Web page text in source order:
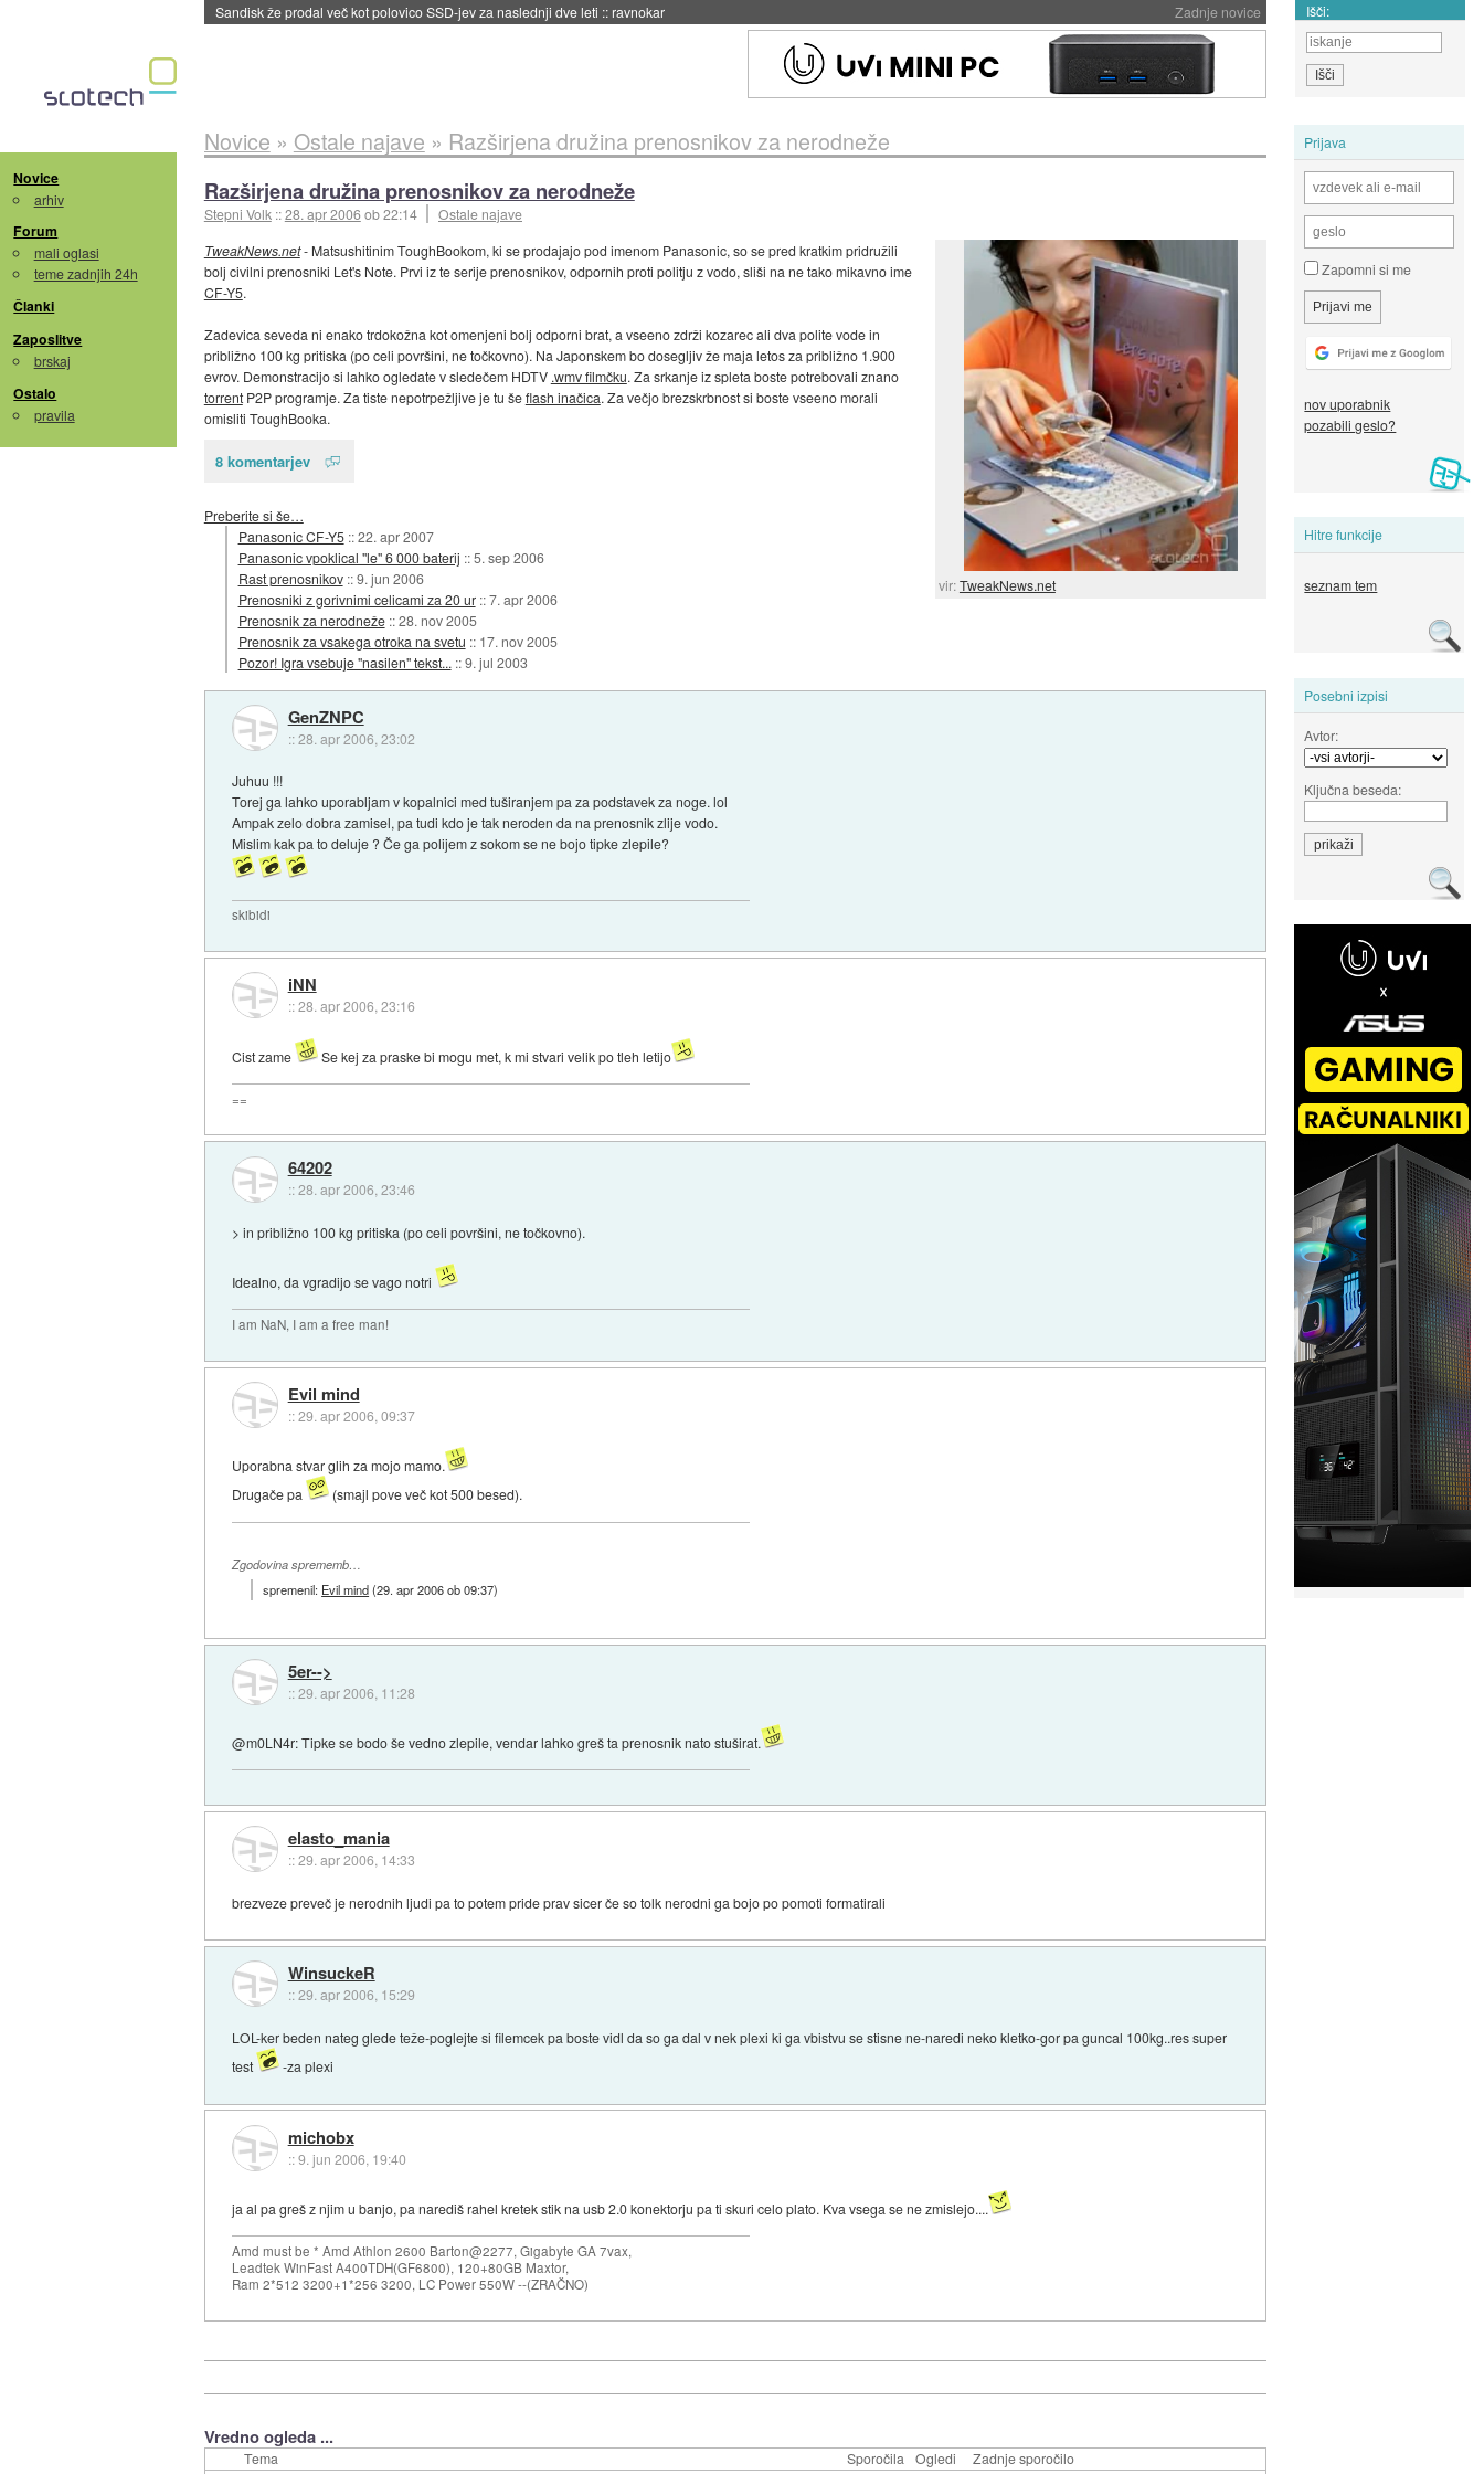
Zadnje novice
Sandisk že prodal več kot polovico SSD-jev za naslednji dve leti :: ravnokar Išči:
Novice
arhiv
Forum
mali oglasi
teme zadnjih 24h
Članki
Zaposlitve
brskaj
Ostalo
pravila
Prijava
Zapomni si me
nov uporabnik
pozabili geslo?
Hitre funkcije
seznam tem
Posebni izpisi
Avtor:
Ključna beseda:
Novice » Ostale najave » Razširjena družina prenosnikov za nerodneže
Razširjena družina prenosnikov za nerodneže
Stepni Volk ::28. apr 2006ob 22:14 Ostale najave
vir:TweakNews.net
TweakNews.net- Matsushitinim ToughBookom, ki se prodajajo pod imenom Panasonic, so se pred kratkim pridružili
bolj civilni prenosniki Let's Note. Prvi iz te serije prenosnikov, odpornih proti politju z vodo, sliši na ne tako mikavno ime
CF-Y5.
Zadevica seveda ni enako trdokožna kot omenjeni bolj odporni brat, a vseeno zdrži kozarec ali dva polite vode in
približno 100 kg pritiska (po celi površini, ne točkovno). Na Japonskem bo dosegljiv že maja letos za približno 1.900
evrov. Demonstracijo si lahko ogledate v sledečem HDTV .wmv filmčku. Za srkanje iz spleta boste potrebovali znano
torrentP2P programje. Za tiste nepotrpežljive je tu šeflash inačica. Za večjo brezskrbnost si boste vseeno morali
omisliti ToughBooka.
8 komentarjev
Preberite si še…
Panasonic CF-Y5 ::22. apr 2007
Panasonic vpoklical "le" 6 000 baterij ::5. sep 2006
Rast prenosnikov ::9. jun 2006
Prenosniki z gorivnimi celicami za 20 ur ::7. apr 2006
Prenosnik za nerodneže ::28. nov 2005
Prenosnik za vsakega otroka na svetu :: 17. nov 2005
Pozor! Igra vsebuje "nasilen" tekst... ::9. jul 2003
GenZNPC
::28. apr 2006, 23:02
Juhuu !!!
Torej ga lahko uporabljam v kopalnici med tuširanjem pa za podstavek za noge. lol
Ampak zelo dobra zamisel, pa tudi kdo je tak neroden da na prenosnik zlije vodo.
Mislim kak pa to deluje ? Če ga polijem z sokom se ne bojo tipke zlepile?
skibidi
iNN
::28. apr 2006, 23:16
Cist zame Se kej za praske bi mogu met, k mi stvari velik po tleh letijo
==
64202
::28. apr 2006, 23:46
> in približno 100 kg pritiska (po celi površini, ne točkovno).
Idealno, da vgradijo se vago notri
I am NaN, I am a free man!
Evil mind
::29. apr 2006, 09:37
Uporabna stvar glih za mojo mamo.
Drugače pa
(smajl pove več kot 500 besed).
Zgodovina sprememb…
spremenil: Evil mind(29. apr 2006 ob 09:37)
5er-->
::29. apr 2006, 11:28
@m0LN4r: Tipke se bodo še vedno zlepile, vendar lahko greš ta prenosnik nato stuširat.
elasto_mania
::29. apr 2006, 14:33
brezveze preveč je nerodnih ljudi pa to potem pride prav sicer če so tolk nerodni ga bojo po pomoti formatirali
WinsuckeR
::29. apr 2006, 15:29
LOL-ker beden nateg glede teže-poglejte si filemcek pa boste vidl da so ga dal v nek plexi ki ga vbistvu se stisne ne-naredi neko kletko-gor pa guncal 100kg..res super
test
-za plexi
michobx
::9. jun 2006, 19:40
ja al pa greš z njim u banjo, pa narediš rahel kretek stik na usb 2.0 konektorju pa ti skuri celo plato. Kva vsega se ne zmislejo....
Amd must be * Amd Athlon 2600 Barton@2277, Gigabyte GA 7vax,
Leadtek WinFast A400TDH(GF6800), 120+80GB Maxtor,
Ram 2*512 3200+1*256 3200, LC Power 550W --(ZRAČNO)
Vredno ogleda ...
Tema Sporočila Ogledi Zadnje sporočilo